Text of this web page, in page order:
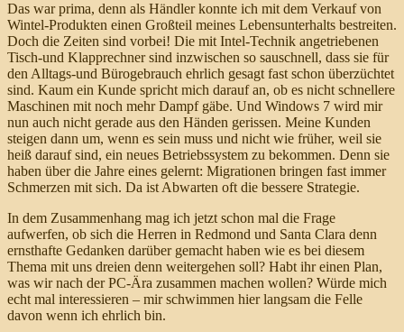
Das war prima, denn als Händler konnte ich mit dem Verkauf von
Wintel-Produkten einen Großteil meines Lebensunterhalts bestreiten.
Doch die Zeiten sind vorbei! Die mit Intel-Technik angetriebenen
Tisch-und Klapprechner sind inzwischen so sauschnell, dass sie für
den Alltags-und Bürogebrauch ehrlich gesagt fast schon überzüchtet
sind. Kaum ein Kunde spricht mich darauf an, ob es nicht schnellere
Maschinen mit noch mehr Dampf gäbe. Und Windows 7 wird mir
nun auch nicht gerade aus den Händen gerissen. Meine Kunden
steigen dann um, wenn es sein muss und nicht wie früher, weil sie
heiß darauf sind, ein neues Betriebssystem zu bekommen. Denn sie
haben über die Jahre eines gelernt: Migrationen bringen fast immer
Schmerzen mit sich. Da ist Abwarten oft die bessere Strategie.
In dem Zusammenhang mag ich jetzt schon mal die Frage
aufwerfen, ob sich die Herren in Redmond und Santa Clara denn
ernsthafte Gedanken darüber gemacht haben wie es bei diesem
Thema mit uns dreien denn weitergehen soll? Habt ihr einen Plan,
was wir nach der PC-Ära zusammen machen wollen? Würde mich
echt mal interessieren – mir schwimmen hier langsam die Felle
davon wenn ich ehrlich bin.